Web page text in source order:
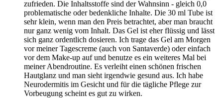
zufrieden. Die Inhaltsstoffe sind der Wahnsinn - gleich 0,0
problematische oder bedenkliche Inhalte. Die 30 ml Tube ist
sehr klein, wenn man den Preis betrachtet, aber man braucht
nur ganz wenig vom Inhalt. Das Gel ist eher flüssig und lässt
sich ganz ordentlich dosieren. Ich trage das Gel am Morgen
vor meiner Tagescreme (auch von Santaverde) oder einfach
vor dem Make-up auf und benutze es ein weiteres Mal bei
meiner Abendroutine. Es verleiht einen schönen frischen
Hautglanz und man sieht irgendwie gesund aus. Ich habe
Neurodermitis im Gesicht und für die tägliche Pflege zur
Vorbeugung scheint es gut zu wirken.